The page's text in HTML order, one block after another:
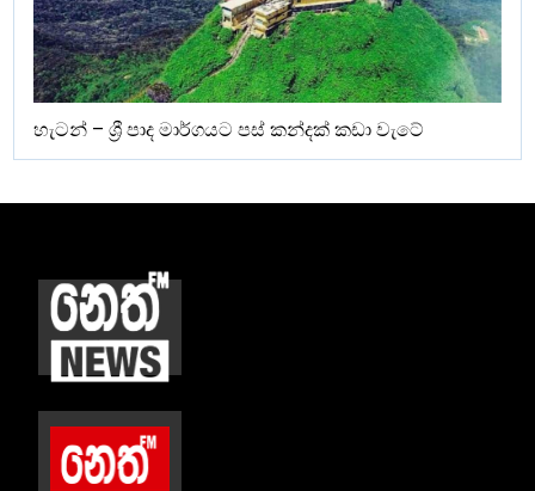
හැටන් – ශ්‍රී පාද මාර්ගයට පස් කන්දක් කඩා වැටේ